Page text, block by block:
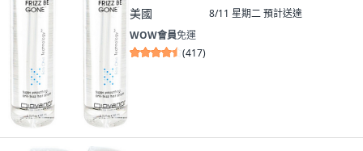
美國 8/11 星期二預計送達
WOW會員免運
(417)